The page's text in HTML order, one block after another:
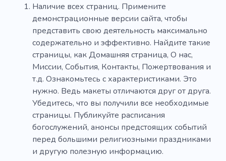
Наличие всех страниц. Примените
демонстрационные версии сайта, чтобы
представить свою деятельность максимально
содержательно и эффективно. Найдите такие
страницы, как Домашняя страница, О нас,
Миссии, События, Контакты, Пожертвования и
т.д. Ознакомьтесь с характеристиками. Это
нужно. Ведь макеты отличаются друг от друга.
Убедитесь, что вы получили все необходимые
страницы. Публикуйте расписания
богослужений, анонсы предстоящих событий
перед большими религиозными праздниками
и другую полезную информацию.